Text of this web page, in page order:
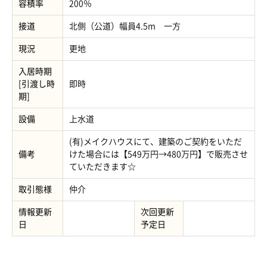
容積率 200％
接道 北側（公道）幅員4.5m 一方
現況 更地
入居時期
[引渡し時
期]
即時
設備 上水道
備考
(有)メイクハウスにて、建築のご契約をいただ
けた場合には【549万円→480万円】で販売させ
ていただきます☆
取引態様 仲介
情報更新
日
次回更新
予定日